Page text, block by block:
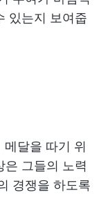
있는지 보여줍
달을 따기 위
은 그들의 노력
경쟁을 하도록